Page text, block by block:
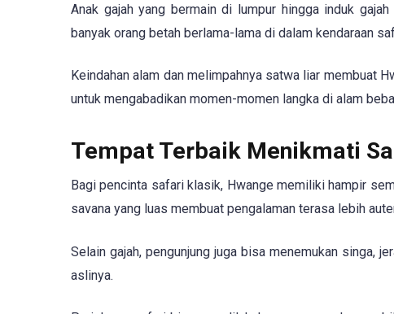
Anak gajah yang bermain di lumpur hingga induk
banyak orang betah berlama-lama di dalam kendaraan
Keindahan alam dan melimpahnya satwa liar membuat
untuk mengabadikan momen-momen langka di alam
Tempat Terbaik Menikmati
Bagi pencinta safari klasik, Hwange memiliki hampir
savana yang luas membuat pengalaman terasa lebih
Selain gajah, pengunjung juga bisa menemukan singa,
aslinya.